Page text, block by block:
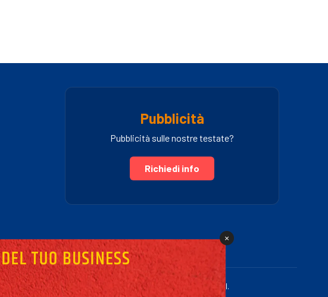
Pubblicità
Pubblicità sulle nostre testate?
Richiedi info
Gambaro | P.IVA 03005460781 | Powered by Fullmidia s.r.l.
×